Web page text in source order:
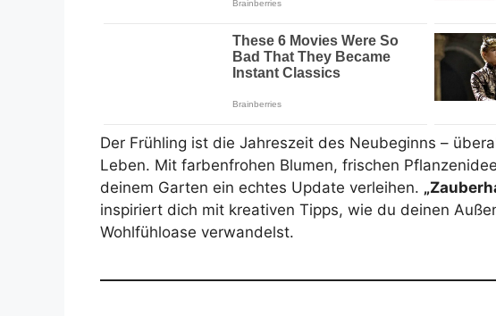
Der Frühling ist die Jahreszeit des Neubeginns –
Leben. Mit farbenfrohen Blumen, frischen
deinem Garten ein echtes Update verleihen.
inspiriert dich mit kreativen Tipps, wie du deinen
Wohlfühloase verwandelst.